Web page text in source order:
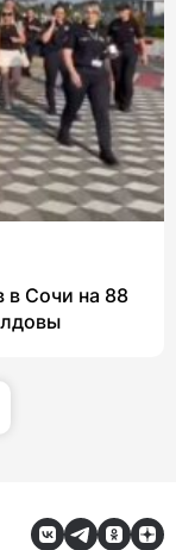
в Сочи на 88